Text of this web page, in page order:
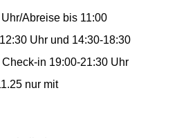
Abreise bis 11:00
Uhr und 14:30-18:30
in 19:00-21:30 Uhr
nur mit